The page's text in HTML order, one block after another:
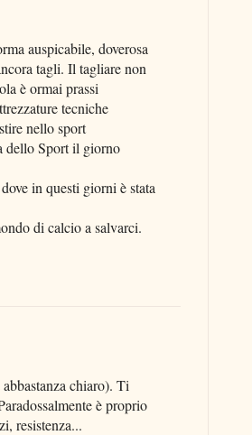
auspicabile, doverosa
tagli. Il tagliare non
è ormai prassi
tecniche
nello sport
dello Sport il giorno
in questi giorni è stata
di calcio a salvarci.
chiaro). Ti
è proprio
resistenza...